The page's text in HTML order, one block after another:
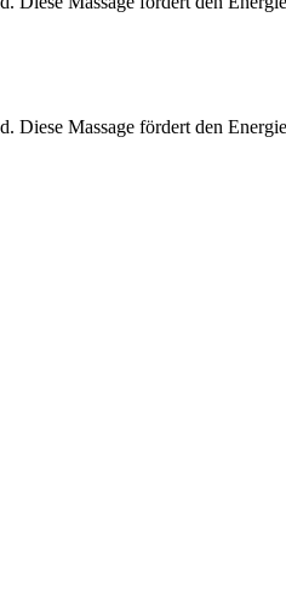
Diese Massage fördert den